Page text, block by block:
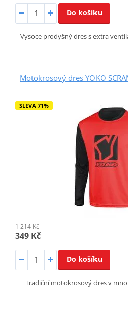
Do košíku
Vysoce prodyšný dres s extra
Motokrosový dres YOKO
SLEVA 71%
1 214 Kč
349 Kč
Do košíku
Tradiční motokrosový dres v